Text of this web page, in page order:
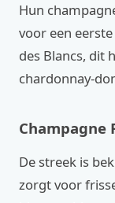
Hun
voor een
des Blancs, dit
chardonnay-
Champagne
De streek is
zorgt voor